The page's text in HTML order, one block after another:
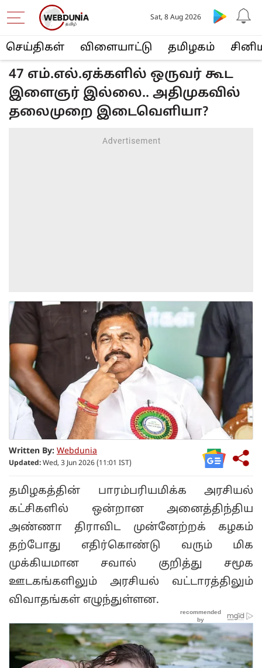
செய்திகள் விளையா‌ட்டு த‌மிழக‌ம்
Sat, 8 Aug 2026
47 எம்.எல்.ஏக்களில் ஒருவர் கூட
இளைஞர் இல்லை.. அதிமுகவில்
தலைமுறை இடைவெளியா?
Written By: Webdunia
Updated: Wed, 3 Jun 2026 (11:01 IST)
தமிழகத்தின் பாரம்பரியமிக்க அரசியல்
கட்சிகளில் ஒன்றான அனைத்திந்திய
அண்ணா திராவிட முன்னேற்றக் கழகம்
தற்போது எதிர்கொண்டு வரும் மிக
முக்கியமான சவால் குறித்து சமூக
ஊடகங்களிலும் அரசியல் வட்டாரத்திலும்
விவாதங்கள் எழுந்துள்ளன.